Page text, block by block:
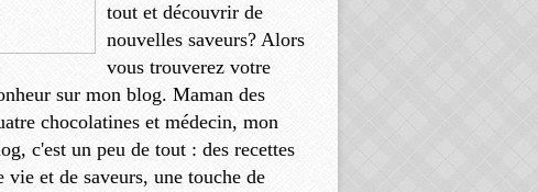
tout et découvrir de
nouvelles saveurs? Alors
vous trouverez votre
sur mon blog. Maman des
chocolatines et médecin, mon
c'est un peu de tout : des recettes
vie et de saveurs, une touche de